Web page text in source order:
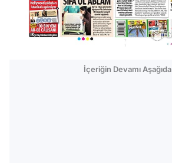
İçeriğin Devamı Aşağıda